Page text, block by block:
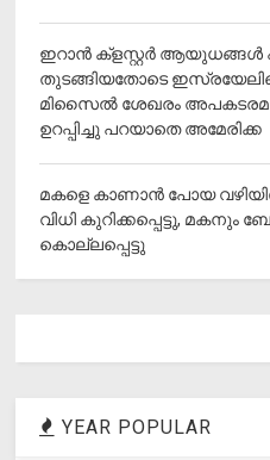
ഇറാന്‍ ക്‌ളസ്റ്റര്‍ ആയുധങ്ങള്‍
തുടങ്ങിയതോടെ
മിസൈല്‍ ശേഖരം
ഉറപ്പിച്ചു പറയാതെ അമേരിക്ക
മകളെ കാണാന്‍ പോയ
വിധി കുറിക്കപ്പെട്ടു, മകനും
കൊല്ലപ്പെട്ടു
YEAR POPULAR